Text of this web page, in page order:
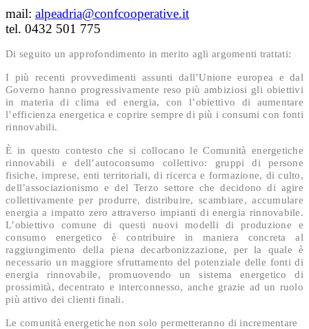
mail: alpeadria@confcooperative.it
tel. 0432 501 775
Di seguito un approfondimento in merito agli argomenti trattati:
I più recenti provvedimenti assunti dall’Unione europea e dal
Governo hanno progressivamente reso più ambiziosi gli obiettivi
in materia di clima ed energia, con l’obiettivo di aumentare
l’efficienza energetica e coprire sempre di più i consumi con fonti
rinnovabili.
È in questo contesto che si collocano le Comunità energetiche
rinnovabili e dell’autoconsumo collettivo: gruppi di persone
fisiche, imprese, enti territoriali, di ricerca e formazione, di culto,
dell’associazionismo e del Terzo settore che decidono di agire
collettivamente per produrre, distribuire, scambiare, accumulare
energia a impatto zero attraverso impianti di energia rinnovabile.
L’obiettivo comune di questi nuovi modelli di produzione e
consumo energetico è contribuire in maniera concreta al
raggiungimento della piena decarbonizzazione, per la quale è
necessario un maggiore sfruttamento del potenziale delle fonti di
energia rinnovabile, promuovendo un sistema energetico di
prossimità, decentrato e interconnesso, anche grazie ad un ruolo
più attivo dei clienti finali.
Le comunità energetiche non solo permetteranno di incrementare